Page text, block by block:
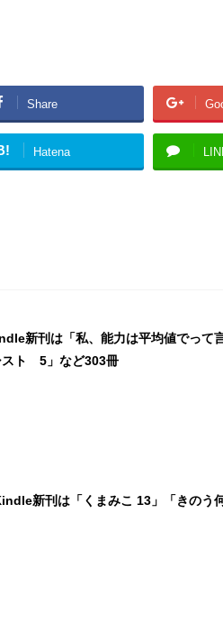
Share
Hatena
新刊は「私、能力は平均値でっ
スト 5」など303冊
新刊は「くまみこ 13」「きのう